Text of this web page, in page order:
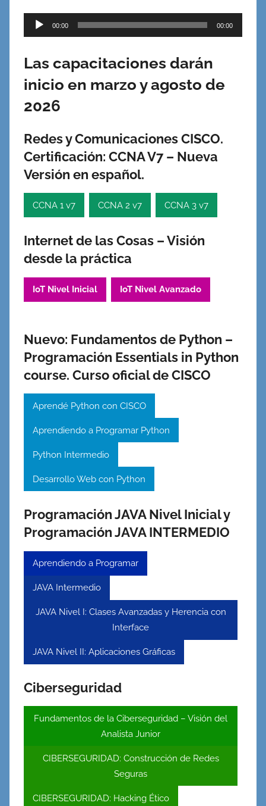
Reproductor
de
00:00 00:00
Las capacitaciones darán
inicio en marzo y agosto de
2026
Redes y Comunicaciones CISCO.
Certificación: CCNA V7 – Nueva
Versión en español.
CCNA 1 v7 CCNA 2 v7 CCNA 3 v7
Internet de las Cosas – Visión
desde la práctica
IoT Nivel Inicial IoT Nivel Avanzado
Nuevo: Fundamentos de Python –
Programación Essentials in Python
course. Curso oficial de CISCO
Aprendé Python con CISCO
Aprendiendo a Programar Python
Python Intermedio
Desarrollo Web con Python
Programación JAVA Nivel Inicial y
Programación JAVA INTERMEDIO
Aprendiendo a Programar
JAVA Intermedio
JAVA Nivel I: Clases Avanzadas y Herencia con
Interface
JAVA Nivel II: Aplicaciones Gráficas
Ciberseguridad
Fundamentos de la Ciberseguridad – Visión del
Analista Junior
CIBERSEGURIDAD: Construcción de Redes
Seguras
CIBERSEGURIDAD: Hacking Ético